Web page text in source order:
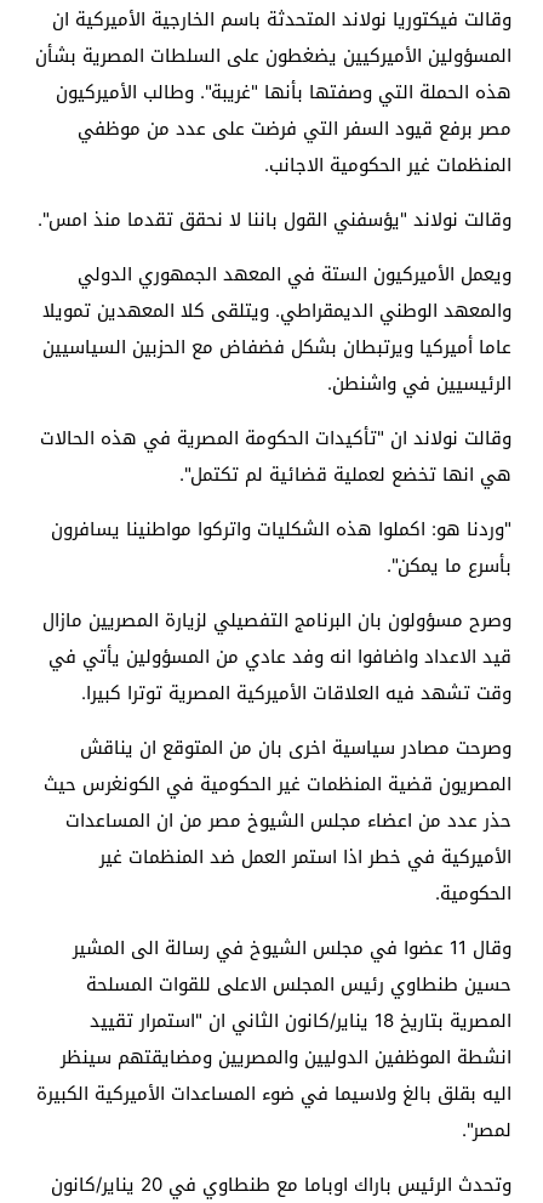
وقالت فيكتوريا نولاند المتحدثة باسم الخارجية الأميركية ان
المسؤولين الأميركيين يضغطون على السلطات المصرية بشأن
هذه الحملة التي وصفتها بأنها "غريبة". وطالب الأميركيون
مصر برفع قيود السفر التي فرضت على عدد من موظفي
المنظمات غير الحكومية الاجانب.
وقالت نولاند "يؤسفني القول باننا لا نحقق تقدما منذ امس".
ويعمل الأميركيون الستة في المعهد الجمهوري الدولي
والمعهد الوطني الديمقراطي. ويتلقى كلا المعهدين تمويلا
عاما أميركيا ويرتبطان بشكل فضفاض مع الحزبين السياسيين
الرئيسيين في واشنطن.
وقالت نولاند ان "تأكيدات الحكومة المصرية في هذه الحالات
هي انها تخضع لعملية قضائية لم تكتمل".
"وردنا هو: اكملوا هذه الشكليات واتركوا مواطنينا يسافرون
بأسرع ما يمكن".
وصرح مسؤولون بان البرنامج التفصيلي لزيارة المصريين مازال
قيد الاعداد واضافوا انه وفد عادي من المسؤولين يأتي في
وقت تشهد فيه العلاقات الأميركية المصرية توترا كبيرا.
وصرحت مصادر سياسية اخرى بان من المتوقع ان يناقش
المصريون قضية المنظمات غير الحكومية في الكونغرس حيث
حذر عدد من اعضاء مجلس الشيوخ مصر من ان المساعدات
الأميركية في خطر اذا استمر العمل ضد المنظمات غير
الحكومية.
وقال 11 عضوا في مجلس الشيوخ في رسالة الى المشير
حسين طنطاوي رئيس المجلس الاعلى للقوات المسلحة
المصرية بتاريخ 18 يناير/كانون الثاني ان "استمرار تقييد
انشطة الموظفين الدوليين والمصريين ومضايقتهم سينظر
اليه بقلق بالغ ولاسيما في ضوء المساعدات الأميركية الكبيرة
لمصر".
وتحدث الرئيس باراك اوباما مع طنطاوي في 20 يناير/كانون